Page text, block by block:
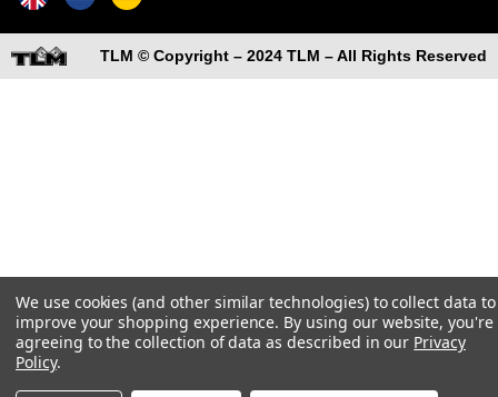
TLM © Copyright – 2024 TLM – All Rights Reserved
We use cookies (and other similar technologies) to collect data to
improve your shopping experience. By using our website, you're
agreeing to the collection of data as described in our Privacy
Policy.